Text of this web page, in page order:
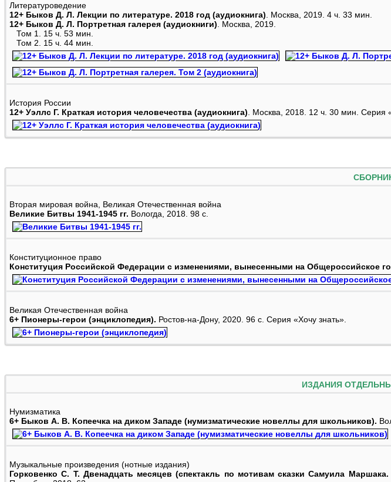
Литературоведение
12+ Быков Д. Л. Лекции по литературе. 2018 год (аудиокнига) . Москва, 2019. 4 ч. 33 мин.
12+ Быков Д. Л. Портретная галерея (аудиокниги) . Москва, 2019.
Том 1. 15 ч. 53 мин.
Том 2. 15 ч. 44 мин.
История России
12+ Уэллс Г. Краткая история человечества (аудиокнига) . Москва, 2018. 12 ч. 30 мин. Серия
Вторая мировая война, Великая Отечественная война
Великие Битвы 1941-1945 гг. Вологда, 2018. 98 с.
Конституционное право
Конституция Российской Федерации с изменениями, вынесенными на Общероссийское
Великая Отечественная война
6+ Пионеры-герои (энциклопедия). Ростов-на-Дону, 2020. 96 с. Серия «Хочу знать».
ИЗДАНИЯ
Нумизматика
6+ Быков А. В. Копеечка на диком Западе (нумизматические новеллы для школьников).
Музыкальные произведения (нотные издания)
Горковенко С. Т. Двенадцать месяцев (спектакль по мотивам сказки Самуила